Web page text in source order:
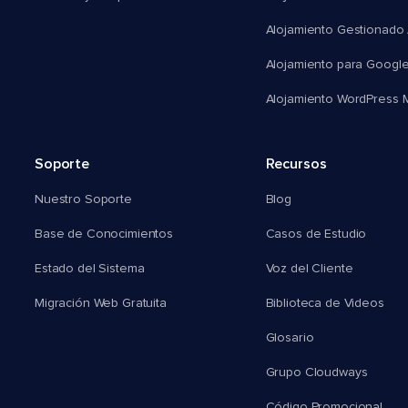
Alojamiento Gestionado
Alojamiento para
Alojamiento WordPress
Soporte
Nuestro Soporte
Base de Conocimientos
Estado del Sistema
Migración Web Gratuita
Recursos
Blog
Casos de Estudio
Voz del Cliente
Biblioteca de Videos
Glosario
Grupo Cloudways